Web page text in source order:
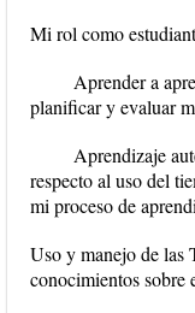
Mi rol como
Aprender a
planificar y evaluar
Aprendizaje
respecto al uso del
mi proceso de
Uso y manejo de las
conocimientos sobre